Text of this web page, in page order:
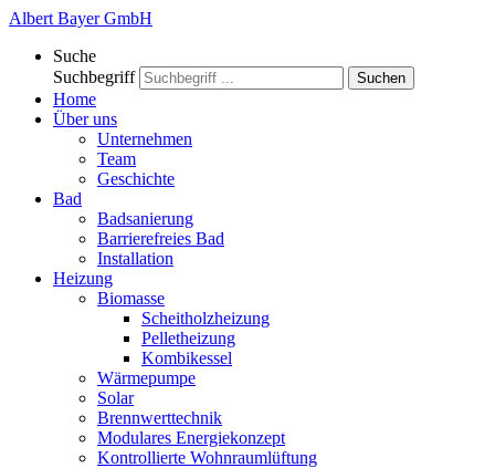
Albert Bayer GmbH
Suche
Suchbegriff
Suchen
Home
Über uns
Unternehmen
Team
Geschichte
Bad
Badsanierung
Barrierefreies Bad
Installation
Heizung
Biomasse
Scheitholzheizung
Pelletheizung
Kombikessel
Wärmepumpe
Solar
Brennwerttechnik
Modulares Energiekonzept
Kontrollierte Wohnraumlüftung